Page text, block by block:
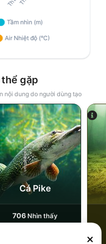
gặp
nội dung do người dùng tạo
iStock-abadonian
Cá Pike
706 Nhìn thấy